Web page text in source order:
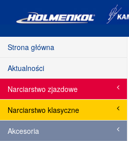
Strona główna
Aktualności
Narciarstwo zjazdowe
Narciarstwo klasyczne
Akcesoria